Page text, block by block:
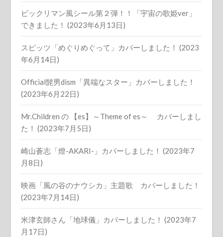
ビックリマン風シール第２弾！！「宇宙の歌姫ver」
できました！ (2023年6月13日)
スピッツ「めぐりめぐって」カバーしました！ (2023
年6月14日)
Official髭男dism「異端なスター」カバーしました！
(2023年6月22日)
Mr.Children の 【es】～Theme of es～ カバーしまし
た！ (2023年7月5日)
崎山蒼志「燈-AKARI-」カバーしました！ (2023年7
月8日)
映画「風の谷のナウシカ」主題歌 カバーしました！
(2023年7月14日)
米津玄師さん「地球儀」カバーしました！ (2023年7
月17日)